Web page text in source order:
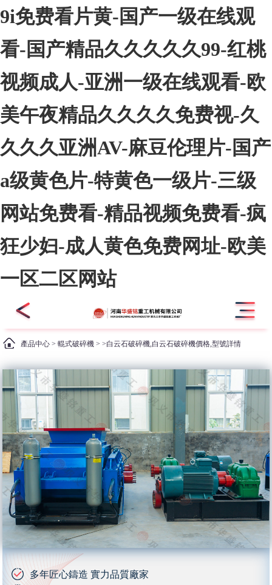
9i免费看片黄-国产一级在线观
看-国产精品久久久久久99-红桃
视频成人-亚洲一级在线观看-欧
美午夜精品久久久久免费视-久
久久久亚洲AV-麻豆伦理片-国产
a级黄色片-特黄色一级片-三级
网站免费看-精品视频免费看-疯
狂少妇-成人黄色免费网址-欧美
一区二区网站
產品中心 >輥式破碎機 > >白云石破碎機,白云石破碎機價格,型號詳情
多年匠心鑄造 實力品質廠家